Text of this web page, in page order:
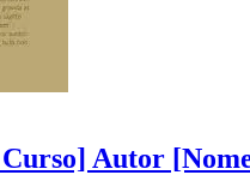
Autor